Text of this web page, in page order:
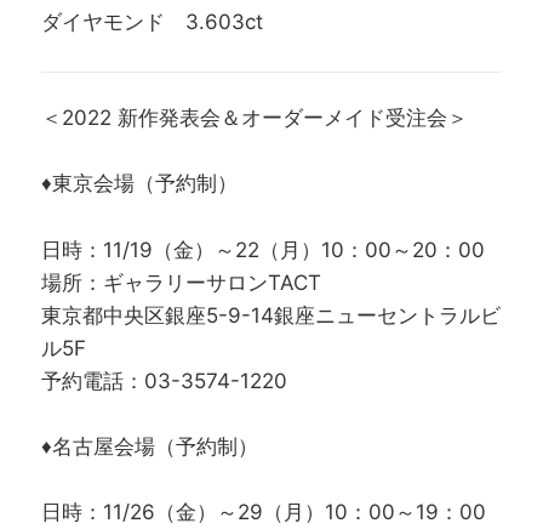
ダイヤモンド 3.603ct
＜2022 新作発表会＆オーダーメイド受注会＞
♦東京会場（予約制）
日時：11/19（金）～22（月）10：00～20：00
場所：ギャラリーサロンTACT
東京都中央区銀座5-9-14銀座ニューセントラルビ
ル5F
予約電話：03-3574-1220
♦名古屋会場（予約制）
日時：11/26（金）～29（月）10：00～19：00